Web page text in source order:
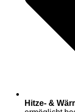
Hitze- &